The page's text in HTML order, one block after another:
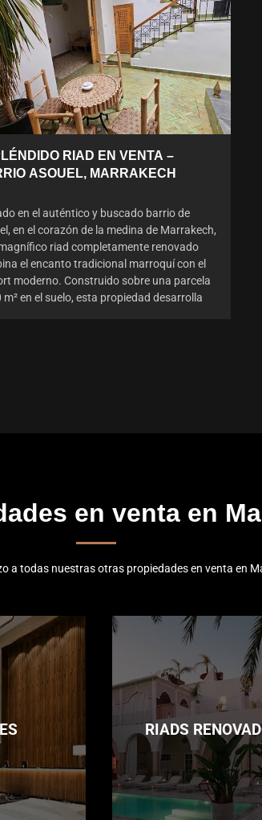
RIAD EN VENTA –
ASOUEL, MARRAKECH
en el auténtico y buscado barrio de
en el corazón de la medina de Marrakech,
riad completamente renovado
el encanto tradicional marroquí con el
moderno. Construido sobre una parcela
m² en el suelo, esta propiedad desarrolla
en venta en
a todas nuestras otras propiedades en venta en
RIADS